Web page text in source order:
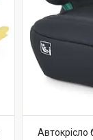
Автокрісло